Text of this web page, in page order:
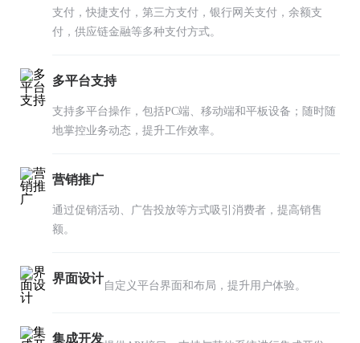
支付，快捷支付，第三方支付，银行网关支付，余额支
付，供应链金融等多种支付方式。
多平台支持
支持多平台操作，包括PC端、移动端和平板设备；随时随
地掌控业务动态，提升工作效率。
营销推广
通过促销活动、广告投放等方式吸引消费者，提高销售
额。
界面设计
自定义平台界面和布局，提升用户体验。
集成开发